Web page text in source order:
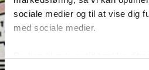
sociale medier og til at vise dig
med sociale medier.
Figurer
IRL Joakim von And